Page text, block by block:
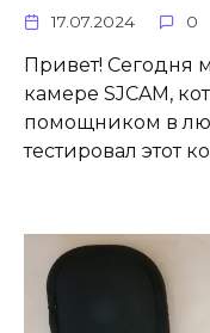
17.07.2024 0
Привет! Сегодня
камере SJCAM,
помощником в
тестировал этот